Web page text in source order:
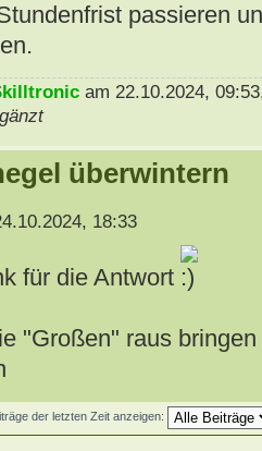
passieren
am 22.10.2024,
überwintern
18:33
für die Antwort
"Großen" raus
der letzten Zeit anzeigen: